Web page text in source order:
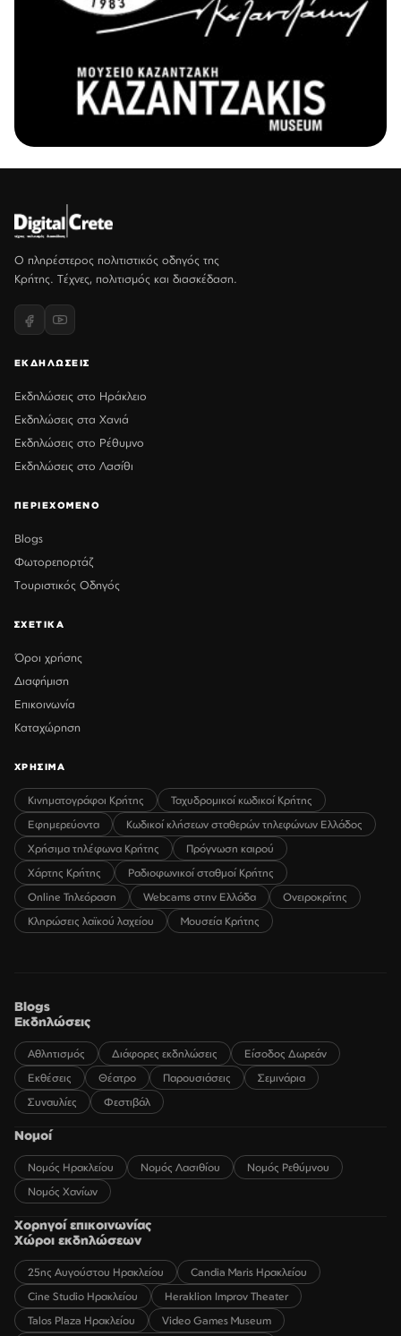
Ο πληρέστερος πολιτιστικός οδηγός της
Κρήτης. Τέχνες, πολιτισμός και διασκέδαση.
ΕΚΔΗΛΩΣΕΙΣ
Εκδηλώσεις στο Ηράκλειο
Εκδηλώσεις στα Χανιά
Εκδηλώσεις στο Ρέθυμνο
Εκδηλώσεις στο Λασίθι
ΠΕΡΙΕΧΟΜΕΝΟ
Blogs
Φωτορεπορτάζ
Τουριστικός Οδηγός
ΣΧΕΤΙΚΑ
Όροι χρήσης
Διαφήμιση
Επικοινωνία
Καταχώρηση
ΧΡΗΣΙΜΑ
Κινηματογράφοι Κρήτης
Ταχυδρομικοί κωδικοί Κρήτης
Εφημερεύοντα
Κωδικοί κλήσεων σταθερών τηλεφώνων Ελλάδος
Χρήσιμα τηλέφωνα Κρήτης
Πρόγνωση καιρού
Χάρτης Κρήτης
Ραδιοφωνικοί σταθμοί Κρήτης
Online Τηλεόραση
Webcams στην Ελλάδα
Ονειροκρίτης
Κληρώσεις λαϊκού λαχείου
Μουσεία Κρήτης
Blogs
Εκδηλώσεις
Αθλητισμός Διάφορες εκδηλώσεις
Είσοδος Δωρεάν
Εκθέσεις
Θέατρο Παρουσιάσεις
Σεμινάρια
Συναυλίες
Φεστιβάλ
Νομοί
Νομός Ηρακλείου Νομός Λασιθίου
Νομός Ρεθύμνου
Νομός Χανίων
Χορηγοί επικοινωνίας
Χώροι εκδηλώσεων
25ης Αυγούστου Ηρακλείου
Candia Maris Ηρακλείου
Cine Studio Ηρακλείου
Heraklion Improv Theater
Talos Plaza Ηρακλείου
Video Games Museum